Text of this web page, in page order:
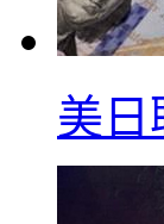
美日